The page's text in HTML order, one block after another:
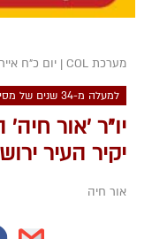
מערכת COL | יום כ"ח אייר
למעלה מ-34 שנים של מסירות
יו"ר 'אור
יקיר העיר
אור חיה